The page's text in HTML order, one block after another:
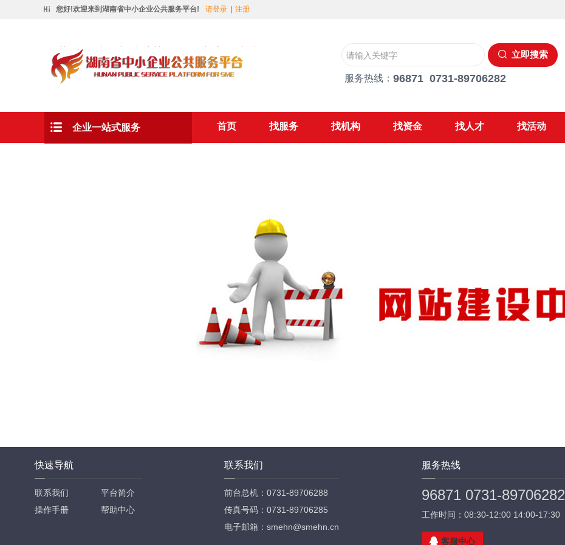
您好!欢迎来到湖南省中小企业公共服务平台! 请登录 注册
服务热线：96871 0731-89706282
立即搜索
企业一站式服务 首页 找服务 找机构 找资金 找人才 找活动
快速导航
联系我们
平台简介
操作手册
帮助中心
联系我们
前台总机：0731-89706288
传真号码：0731-89706285
电子邮箱：smehn@smehn.cn
服务热线
96871 0731-89706282
工作时间：08:30-12:00 14:00-17:30
客服中心